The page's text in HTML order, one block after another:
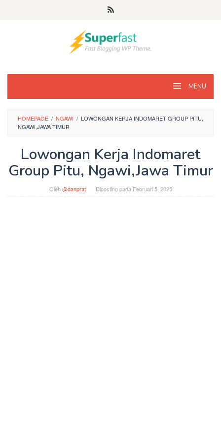
MENU
HOMEPAGE / NGAWI / LOWONGAN KERJA INDOMARET GROUP PITU,
NGAWI,JAWA TIMUR
Lowongan Kerja Indomaret
Group Pitu, Ngawi,Jawa Timur
Oleh@danprat Diposting pada Februari 5, 2025